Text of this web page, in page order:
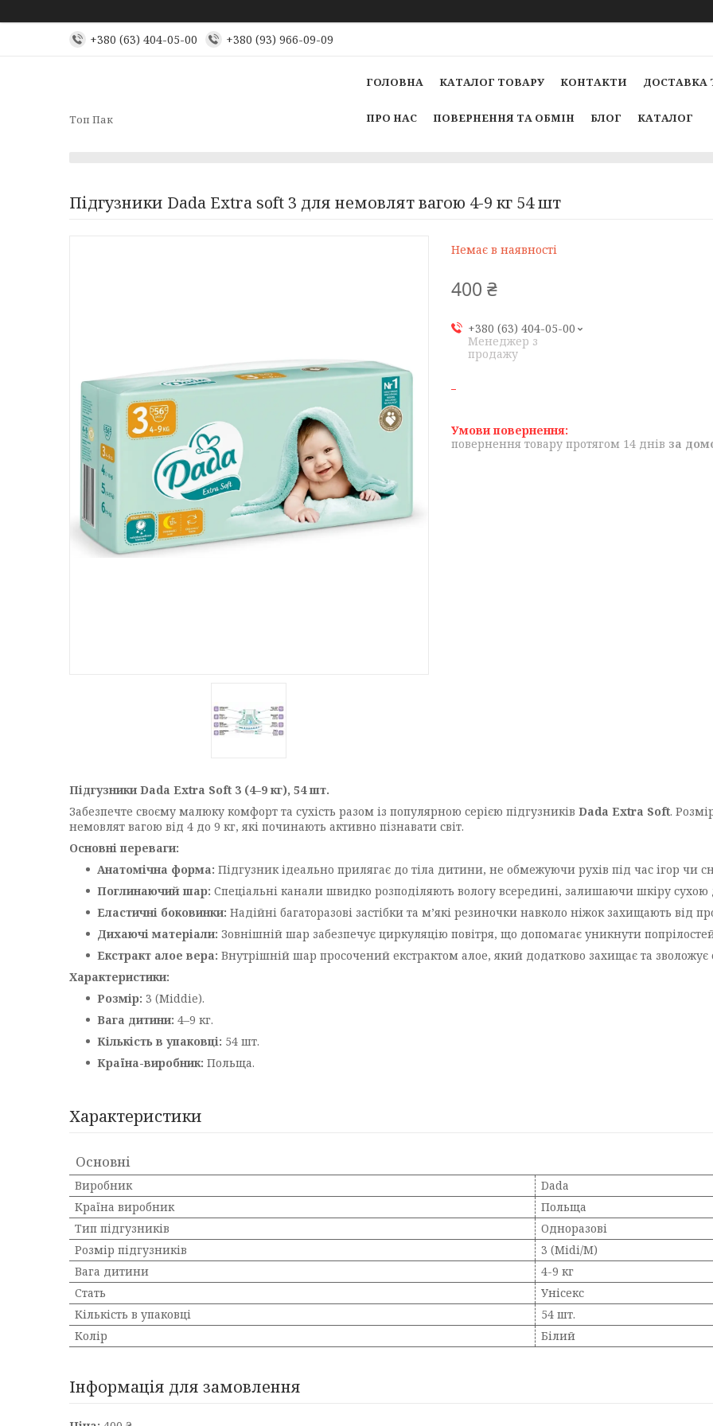
+380 (63) 404-05-00 +380 (93) 966-09-09
Топ Пак
ГОЛОВНА КАТАЛОГ ТОВАРУ КОНТАКТИ ДОСТАВКА
ПРО НАС ПОВЕРНЕННЯ ТА ОБМІН БЛОГ КАТАЛОГ
Підгузники Dada Extra soft 3 для немовлят вагою 4-9 кг 54 шт
Немає в наявності
400 ₴
+380 (63) 404-05-00
Менеджер з
продажу
повернення товару протягом 14 днів за
Підгузники Dada Extra Soft 3 (4–9 кг), 54 шт.
Забезпечте своєму малюку комфорт та сухість разом із популярною серією підгузників Dada Extra Soft.
немовлят вагою від 4 до 9 кг, які починають активно пізнавати світ.
Основні переваги:
Анатомічна форма: Підгузник ідеально прилягає до тіла дитини, не обмежуючи рухів під час ігор чи
Поглинаючий шар: Спеціальні канали швидко розподіляють вологу всередині, залишаючи шкіру сухою
Еластичні боковинки: Надійні багаторазові застібки та м’які резиночки навколо ніжок захищають від
Дихаючі матеріали: Зовнішній шар забезпечує циркуляцію повітря, що допомагає уникнути
Екстракт алое вера: Внутрішній шар просочений екстрактом алое, який додатково захищає та зволожує
Характеристики:
Розмір: 3 (Middie).
Вага дитини: 4–9 кг.
Кількість в упаковці: 54 шт.
Країна-виробник: Польща.
Характеристики
Основні
Виробник
Dada
Країна виробник
Польща
Тип підгузників
Одноразові
Розмір підгузників
3 (Midi/M)
Вага дитини
4-9 кг
Стать
Унісекс
Кількість в упаковці
54 шт.
Колір
Білий
Інформація для замовлення